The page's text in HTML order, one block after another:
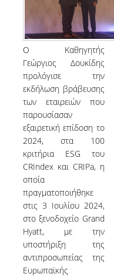
Ο Καθηγητής
Γεώργιος Δουκίδης
προλόγισε την
εκδήλωση βράβευσης
των εταιρειών που
παρουσίασαν
εξαιρετική επίδοση το
2024, στα 100
κριτήρια ESG του
CRIndex και CRIPa, η
οποία
πραγματοποιήθηκε
στις 3 Ιουλίου 2024,
στο ξενοδοχείο Grand
Hyatt, με την
υποστήριξη της
αντιπροσωπείας της
Ευρωπαϊκής